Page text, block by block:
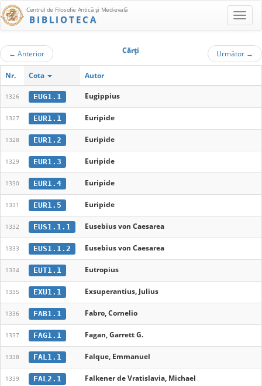
Centrul de Filosofie Antică şi Medievală
BIBLIOTECA
← Anterior Cărţi Următor →
Nr. Cota Autor
1326 EUG1.1 Eugippius
1327 EUR1.1 Euripide
1328 EUR1.2 Euripide
1329 EUR1.3 Euripide
1330 EUR1.4 Euripide
1331 EUR1.5 Euripide
1332 EUS1.1.1 Eusebius von Caesarea
1333 EUS1.1.2 Eusebius von Caesarea
1334 EUT1.1 Eutropius
1335 EXU1.1 Exsuperantius, Julius
1336 FAB1.1 Fabro, Cornelio
1337 FAG1.1 Fagan, Garrett G.
1338 FAL1.1 Falque, Emmanuel
1339 FAL2.1 Falkener de Vratislavia, Michael